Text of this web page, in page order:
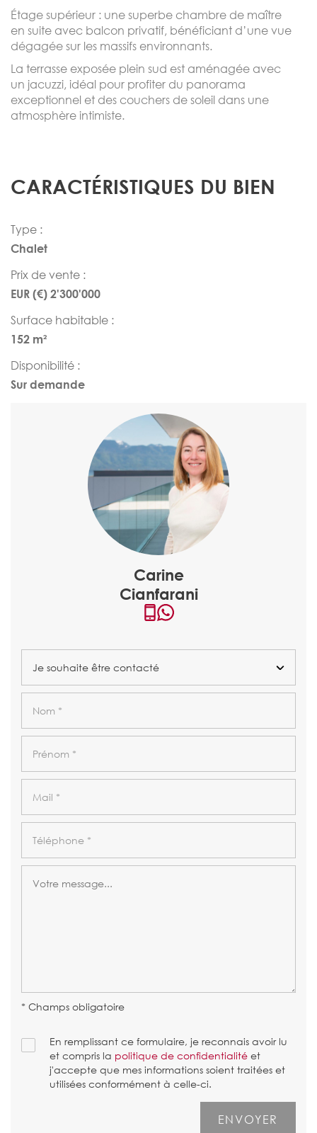
Étage supérieur : une superbe chambre de maître
en suite avec balcon privatif, bénéficiant d’une vue
dégagée sur les massifs environnants.
La terrasse exposée plein sud est aménagée avec
un jacuzzi, idéal pour profiter du panorama
exceptionnel et des couchers de soleil dans une
atmosphère intimiste.
CARACTÉRISTIQUES DU BIEN
Type :
Chalet
Prix de vente :
EUR (€) 2'300'000
Surface habitable :
152 m²
Disponibilité :
Sur demande
Carine
Cianfarani
* Champs obligatoire
En remplissant ce formulaire, je reconnais avoir lu
et compris la politique de confidentialité et
j'accepte que mes informations soient traitées et
utilisées conformément à celle-ci.